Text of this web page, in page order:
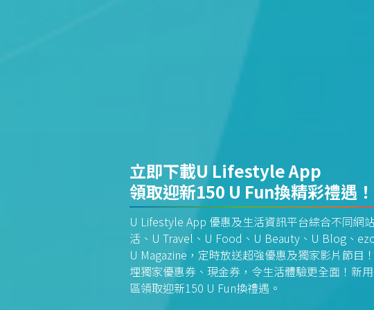
立即下載U Lifestyle App
領取迎新150 U Fun換精彩禮遇！
U Lifestyle App 優惠及生活資訊平台綜合不同網
活、U Travel、U Food、U Beauty、U Blog、
U Magazine，定時放送超強優惠及獨家影片節目
埋獨家優惠券、現金券，令生活體驗更全面！新
區領取迎新150 U Fun換禮遇。